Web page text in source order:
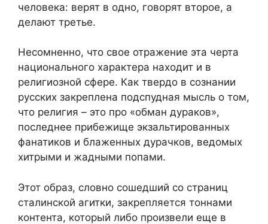
человека: верят в одно, говорят второе, а
делают третье.
Несомненно, что свое отражение эта черта
национального характера находит и в
религиозной сфере. Как твердо в сознании
русских закреплена подспудная мысль о том,
что религия – это про «обман дураков»,
последнее прибежище экзальтированных
фанатиков и блаженных дурачков, ведомых
хитрыми и жадными попами.
Этот образ, словно сошедший со страниц
сталинской агитки, закрепляется тоннами
контента, который либо произвели еще в